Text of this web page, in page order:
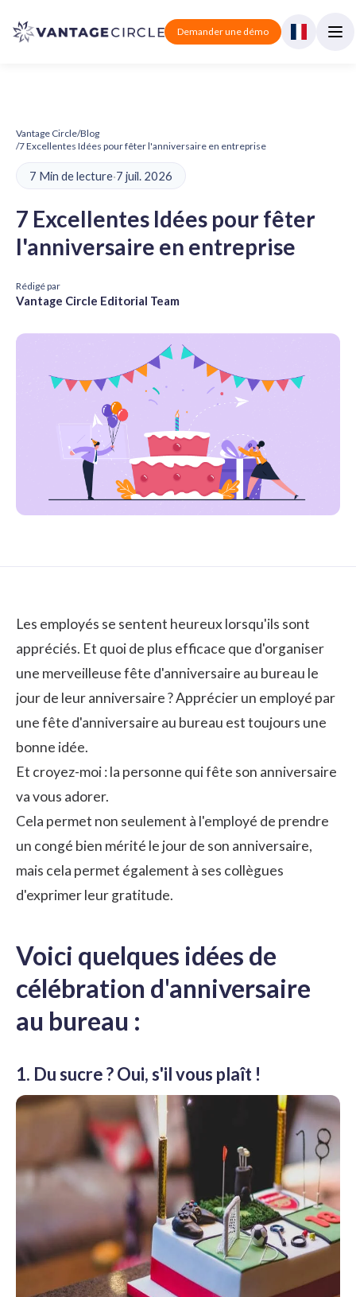
Demander une démo
Vantage Circle/Blog
/7 Excellentes Idées pour fêter l'anniversaire en entreprise
7 Min de lecture·7 juil. 2026
7 Excellentes Idées pour fêter
l'anniversaire en entreprise
Rédigé par
Vantage Circle Editorial Team
Les employés se sentent heureux lorsqu'ils sont
appréciés. Et quoi de plus efficace que d'organiser
une merveilleuse fête d'anniversaire au bureau le
jour de leur anniversaire ? Apprécier un employé par
une fête d'anniversaire au bureau est toujours une
bonne idée.
Et croyez-moi : la personne qui fête son anniversaire
va vous adorer.
Cela permet non seulement à l'employé de prendre
un congé bien mérité le jour de son anniversaire,
mais cela permet également à ses collègues
d'exprimer leurgratitude.
Voici quelques idées de
célébration d'anniversaire
au bureau :
1. Du sucre ? Oui, s'il vous plaît !